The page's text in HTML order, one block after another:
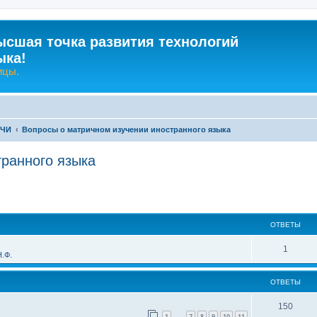
точка развития технологий
Вопросы о матричном изучении иностранного языка
языка
ОТВЕТЫ
1
т
в
е
ОТВЕТЫ
150О